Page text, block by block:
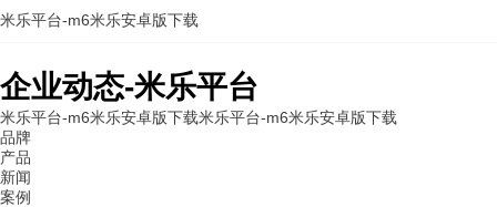
企业动态-米乐平台
米乐平台-m6米乐安卓版下载米乐平台-m6米乐安卓版下载
品牌
产品
新闻
案例
米乐平台-m6米乐安卓版下载